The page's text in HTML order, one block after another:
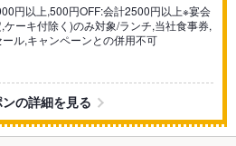
円以上,500円OFF:会計2500円以上※宴会
ーキ付除く)のみ対象/ランチ,当社食事券,
ル,キャンペーンとの併用不可
の詳細を見る